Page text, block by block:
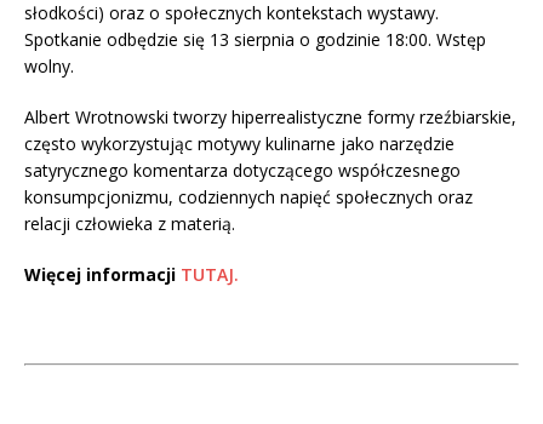
słodkości) oraz o społecznych kontekstach wystawy.
Spotkanie odbędzie się 13 sierpnia o godzinie 18:00. Wstęp
wolny.
Albert Wrotnowski tworzy hiperrealistyczne formy rzeźbiarskie,
często wykorzystując motywy kulinarne jako narzędzie
satyrycznego komentarza dotyczącego współczesnego
konsumpcjonizmu, codziennych napięć społecznych oraz
relacji człowieka z materią.
Więcej informacji TUTAJ.